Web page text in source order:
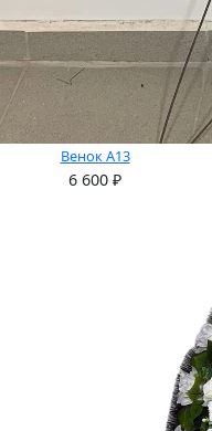
Венок А13
6 600 ₽